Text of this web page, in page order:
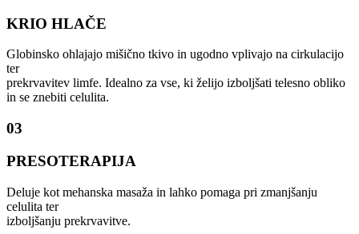
KRIO HLAČE
Globinsko ohlajajo mišično tkivo in ugodno vplivajo na cirkulacijo
ter
prekrvavitev limfe. Idealno za vse, ki želijo izboljšati telesno obliko
in se znebiti celulita.
03
PRESOTERAPIJA
Deluje kot mehanska masaža in lahko pomaga pri zmanjšanju
celulita ter
izboljšanju prekrvavitve.